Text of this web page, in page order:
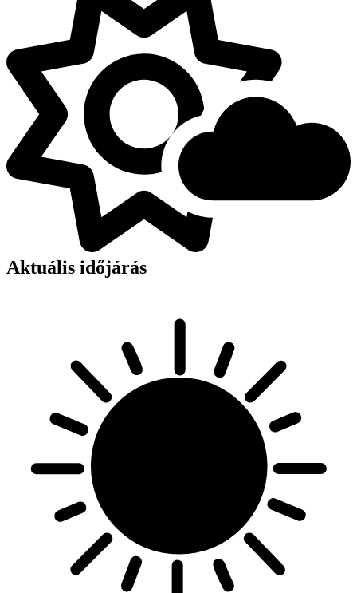
Aktuális időjárás